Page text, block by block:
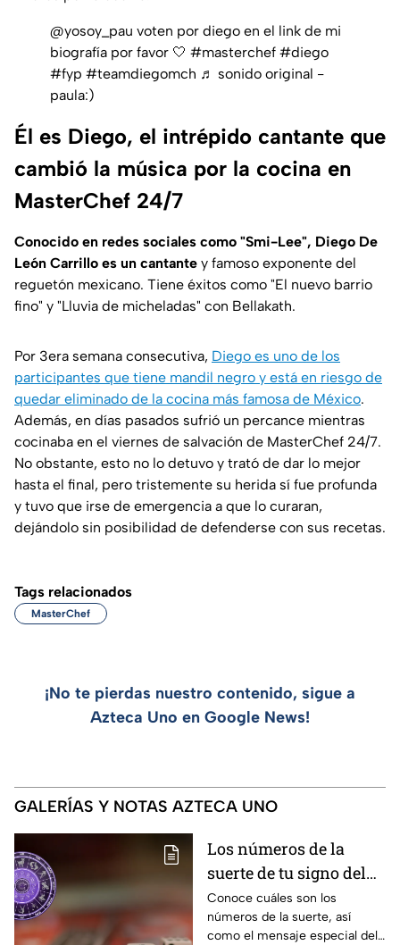
@yosoy_pau voten por diego en el link de mi
biografía por favor 🤍 #masterchef #diego
#fyp #teamdiegomch ♬ sonido original -
paula:)
Él es Diego, el intrépido cantante que
cambió la música por la cocina en
MasterChef 24/7
Conocido en redes sociales como "Smi-Lee", Diego De
León Carrillo es un cantante y famoso exponente del
reguetón mexicano. Tiene éxitos como "El nuevo barrio
fino" y "Lluvia de micheladas" con Bellakath.
Por 3era semana consecutiva, Diego es uno de los
participantes que tiene mandil negro y está en riesgo de
quedar eliminado de la cocina más famosa de México.
Además, en días pasados sufrió un percance mientras
cocinaba en el viernes de salvación de MasterChef 24/7.
No obstante, esto no lo detuvo y trató de dar lo mejor
hasta el final, pero tristemente su herida sí fue profunda
y tuvo que irse de emergencia a que lo curaran,
dejándolo sin posibilidad de defenderse con sus recetas.
Tags relacionados
MasterChef
¡No te pierdas nuestro contenido, sigue a
Azteca Uno en Google News!
GALERÍAS Y NOTAS AZTECA UNO
Los números de la
suerte de tu signo del
zodíaco hoy viernes 7
de agosto
Conoce cuáles son los
números de la suerte, así
como el mensaje especial del